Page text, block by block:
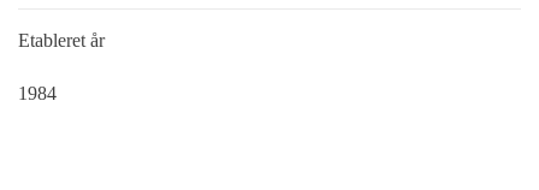
Etableret år
1984